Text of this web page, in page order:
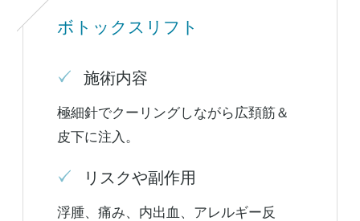
ボトックスリフト
施術内容
極細針でクーリングしながら広頚筋＆
皮下に注入。
リスクや副作用
浮腫、痛み、内出血、アレルギー反